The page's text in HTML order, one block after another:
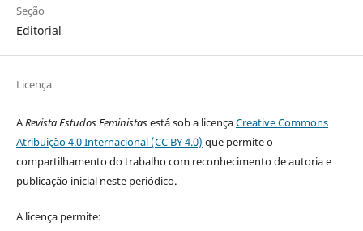
Seção
Editorial
Licença
ARevista Estudos Feministasestá sob a licençaCreative Commons
Atribuição 4.0 Internacional (CC BY 4.0) que permite o
compartilhamento do trabalho com reconhecimento de autoria e
publicação inicial neste periódico.
A licença permite: